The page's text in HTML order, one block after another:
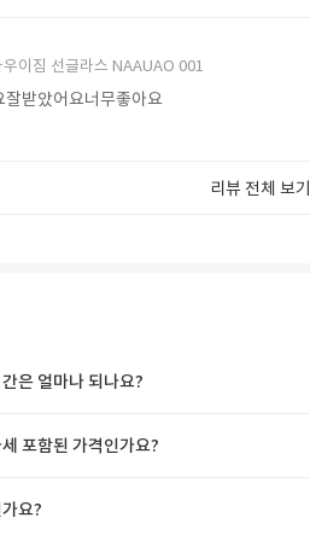
우이짐 선글라스 NAAUAO 001
잘받았어요너무좋아요
리뷰 전체 보기
은 얼마나 되나요?
포함된 가격인가요?
요?